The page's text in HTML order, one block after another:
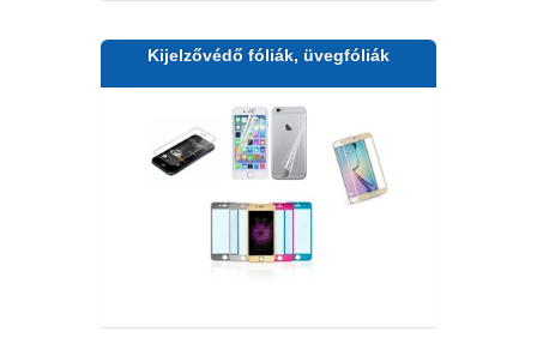
Kijelzővédő fóliák, üvegfóliák